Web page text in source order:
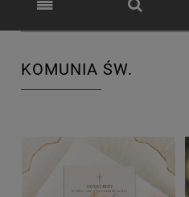
KOMUNIA ŚW.